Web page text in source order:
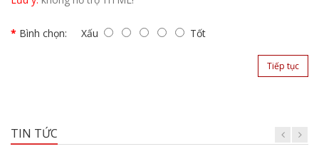
Bình chọn: Xấu Tốt
Tiếp tục
TIN TỨC